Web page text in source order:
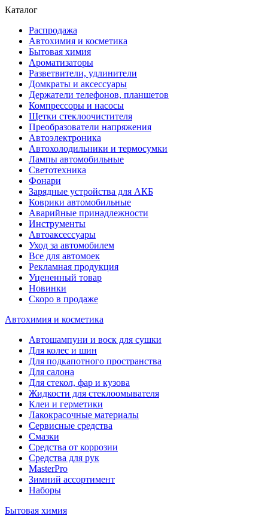
Каталог
Распродажа
Автохимия и косметика
Бытовая химия
Ароматизаторы
Разветвители, удлинители
Домкраты и аксессуары
Держатели телефонов, планшетов
Компрессоры и насосы
Щетки стеклоочистителя
Преобразователи напряжения
Автоэлектроника
Автохолодильники и термосумки
Лампы автомобильные
Светотехника
Фонари
Зарядные устройства для АКБ
Коврики автомобильные
Аварийные принадлежности
Инструменты
Автоаксессуары
Уход за автомобилем
Все для автомоек
Рекламная продукция
Уцененный товар
Новинки
Скоро в продаже
Автохимия и косметика
Автошампуни и воск для сушки
Для колес и шин
Для подкапотного пространства
Для салона
Для стекол, фар и кузова
Жидкости для стеклоомывателя
Клеи и герметики
Лакокрасочные материалы
Сервисные средства
Смазки
Средства от коррозии
Средства для рук
MasterPro
Зимний ассортимент
Наборы
Бытовая химия